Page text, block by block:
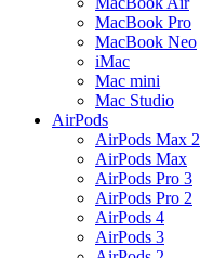
MacBook Pro
MacBook Neo
iMac
Mac mini
Mac Studio
AirPods
AirPods Max 2
AirPods Max
AirPods Pro 3
AirPods Pro 2
AirPods 4
AirPods 3